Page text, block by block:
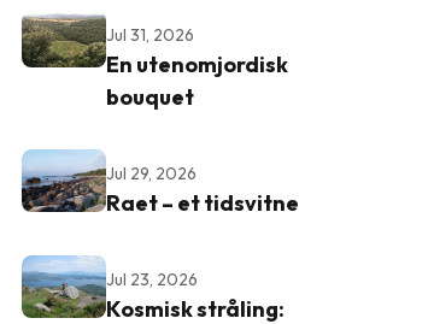
Jul 31, 2026
En utenomjordisk
bouquet
Jul 29, 2026
Raet – et tidsvitne
Jul 23, 2026
Kosmisk stråling: